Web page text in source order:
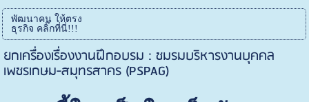
พัฒนาคน ให้ตรง
ธุรกิจ คลิ๊กที่นี่!!!
ยกเครื่องเรื่องงานฝึกอบรม : ชมรมบริหารงานบุคคล
เพชรเกษม-สมุทรสาคร (PSPAG)